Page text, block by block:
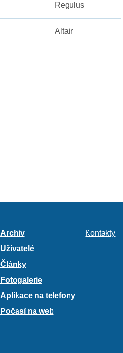
Regulus
Altair
Archiv
Uživatelé
Články
Fotogalerie
Aplikace na telefony
Počasí na web
Kontakty